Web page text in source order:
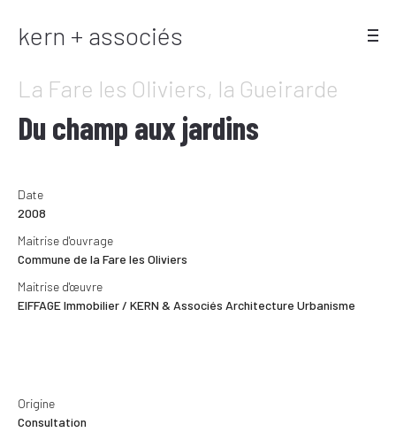
kern + associés
La Fare les Oliviers, la Gueirarde
Du champ aux jardins
Date
2008
Maitrise d'ouvrage
Commune de la Fare les Oliviers
Maitrise d'œuvre
EIFFAGE Immobilier / KERN & Associés Architecture Urbanisme
Origine
Consultation